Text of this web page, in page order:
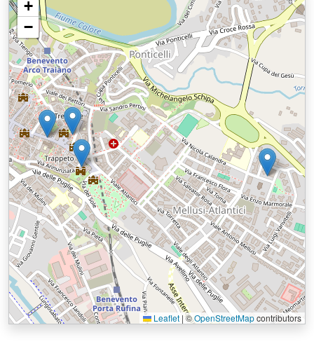
+
−
Leaflet |©OpenStreetMapcontributors